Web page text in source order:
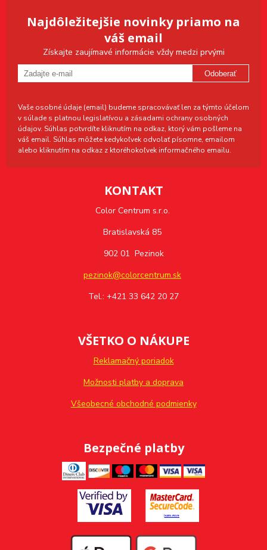
Najdôležitejšie novinky priamo na
váš email
Získajte zaujímavé informácie vždy medzi prvými
Odoberať
Vaše osobné údaje (email) budeme spracovávať len za týmto účelom
v súlade s platnou legislatívou a zásadami ochrany osobných
údajov. Súhlas potvrdíte kliknutím na odkaz, ktorý vám pošleme na
váš email. Súhlas môžete kedykoľvek odvolať písomne, emailom
alebo kliknutím na odkaz z ktoréhokoľvek informačného emailu.
KONTAKT
Color Centrum s.r.o.
Bratislavská 85
902 01 Pezinok
pezinok@colorcentrum.sk
Tel.: +421 33 642 20 27
VŠETKO O NÁKUPE
Reklamačný poriadok
Možnosti platby a doprava
Všeobecné obchodné podmienky
Bezpečné platby